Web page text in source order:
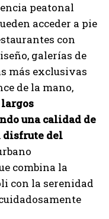
peatonal
acceder a pie
con
galerías de
más exclusivas
de la mano,
una calidad de
disfrute del
combina la
con la serenidad